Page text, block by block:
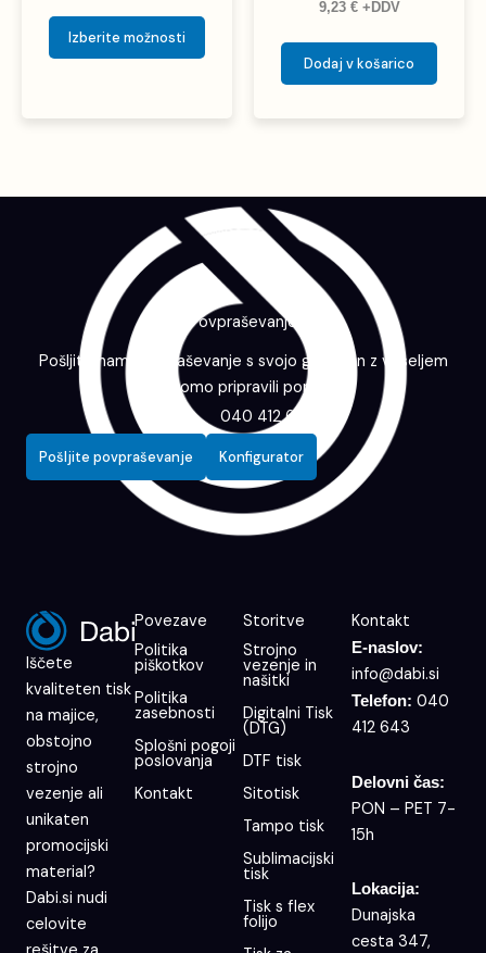
Izberite možnosti
9,23 €+DDV
Dodaj v košarico
Povpraševanje
Pošljite nam povpraševanje s svojo grafiko in z veseljem
vam bomo pripravili ponudbo.
040 412 643
Pošljite povpraševanje Konfigurator
Iščete
kvaliteten tisk
na majice,
obstojno
strojno
vezenje ali
unikaten
promocijski
material?
Dabi.si nudi
celovite
Povezave
Politika
piškotkov
Politika
zasebnosti
Splošni pogoji
poslovanja
Kontakt
Storitve
Strojno
vezenje in
našitki
Digitalni Tisk
(DTG)
DTF tisk
Sitotisk
Tampo tisk
Sublimacijski
tisk
Tisk s flex
folijo
Kontakt
E-naslov:
info@dabi.si
Telefon: 040
412 643
Delovni čas:
PON – PET 7-
15h
Lokacija:
Dunajska
cesta 347,